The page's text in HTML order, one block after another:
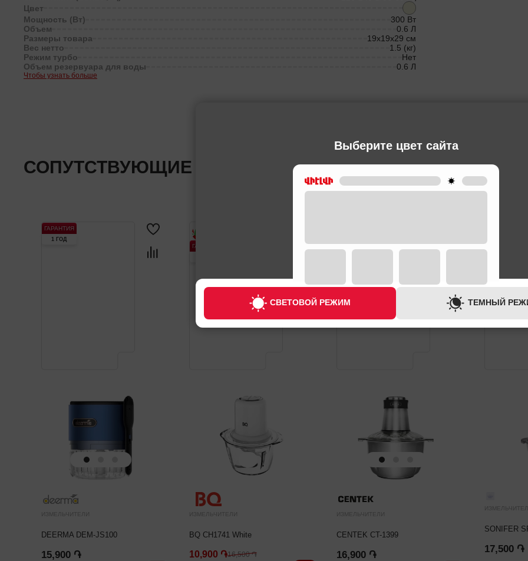
Выберите цвет сайта
СВЕТОВОЙ РЕЖИМ ТЕМНЫЙ
Цвет
Мощность (Вт)
300 Вт
Объем
0.6 Л
Размеры товара
19x19x29 см
Вес нетто
1.5 (кг)
Режим турбо
Нет
Объем резервуара для воды
0.6 Л
Чтобы узнать больше
СОПУТСТВУЮЩИЕ ТОВАРЫ
ГАРАНТИЯ
1 ГОД
ИЗМЕЛЬЧИТЕЛИ
DEERMA DEM-JS100
15,900 ֏
ГАРАНТИЯ
ИЗМЕЛЬЧИТЕЛИ
BQ CH1741 White
10,900 ֏16,500 ֏
ИЗМЕЛЬЧИТЕЛИ
CENTEK CT-1399
16,900 ֏
SONIFER
17,500 ֏